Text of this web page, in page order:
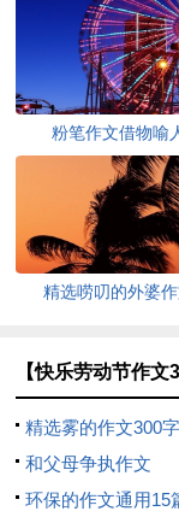
粉笔作文借物喻
精选唠叨的外婆
【快乐劳动节作文
精选雾的作文300
和父母争执作文
环保的作文通用15